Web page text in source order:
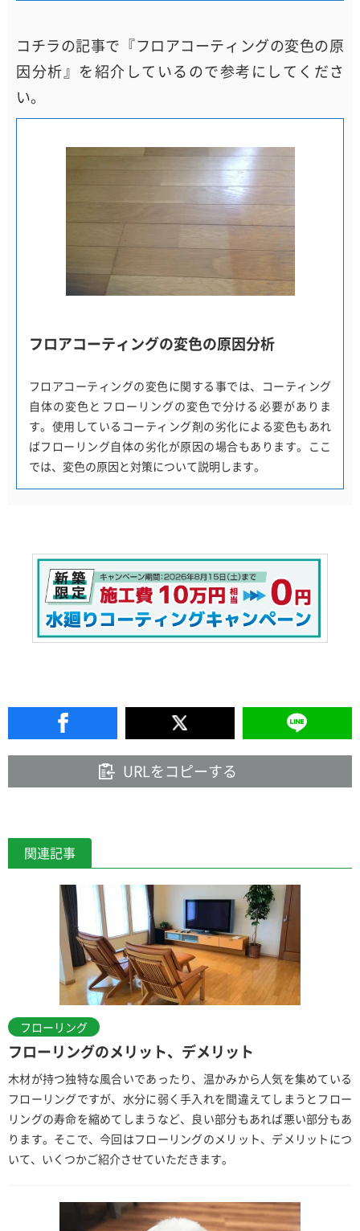
コチラの記事で『フロアコーティングの変色の原
因分析』を紹介しているので参考にしてくださ
い。
フロアコーティングの変色の原因分析
フロアコーティングの変色に関する事では、コーティング
自体の変色とフローリングの変色で分ける必要がありま
す。使用しているコーティング剤の劣化による変色もあれ
ばフローリング自体の劣化が原因の場合もあります。ここ
では、変色の原因と対策について説明します。
URLをコピーする
関連記事
フローリング
フローリングのメリット、デメリット
木材が持つ独特な風合いであったり、温かみから人気を集めている
フローリングですが、水分に弱く手入れを間違えてしまうとフロー
リングの寿命を縮めてしまうなど、良い部分もあれば悪い部分もあ
ります。そこで、今回はフローリングのメリット、デメリットにつ
いて、いくつかご紹介させていただきます。